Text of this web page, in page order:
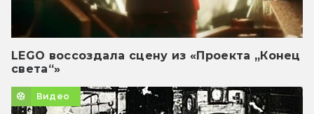
LEGO воссоздала сцену из «Проекта „Конец
света“»
Видео